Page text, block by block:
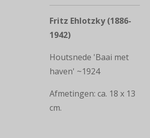
Fritz Ehlotzky (1886-
1942)
Houtsnede 'Baai met
haven' ~1924
Afmetingen: ca. 18 x 13
cm.